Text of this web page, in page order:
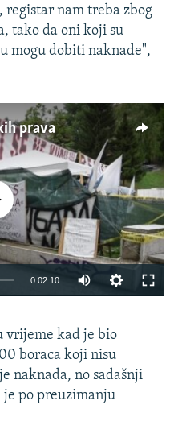
nam treba zbog
tako da oni koji su
mogu dobiti naknade",
prava
available
0:02:10
vrijeme kad je bio
boraca koji nisu
naknada, no sadašnji
po preuzimanju